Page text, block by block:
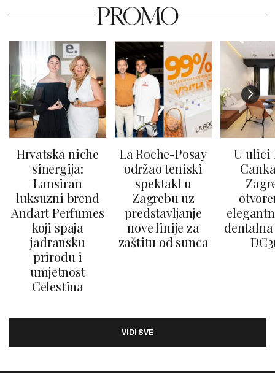
PROMO
Hrvatska niche
sinergija:
Lansiran
luksuzni brend
Andart Perfumes
koji spaja
jadransku
prirodu i
umjetnost
Celestina
La Roche-Posay
održao teniski
spektakl u
Zagrebu uz
predstavljanje
nove linije za
zaštitu od sunca
U ulici
VIDI SVE